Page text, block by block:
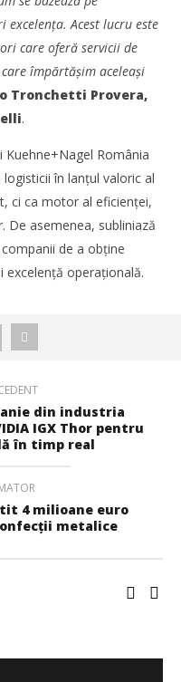
Acest lucru este
care oferă servicii de
împărtășim aceleași
Tronchetti Provera,
.
România
în lanțul valoric al
ci ca motor al eficienței,
De asemenea, subliniază
de a obține
excelență operațională.
din industria
IGX Thor pentru
în timp real
4 milioane euro
metalice